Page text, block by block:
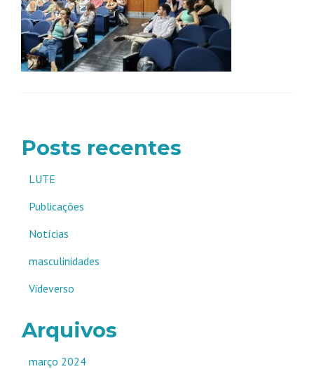
Posts recentes
LUTE
Publicações
Notícias
masculinidades
Videverso
Arquivos
março 2024